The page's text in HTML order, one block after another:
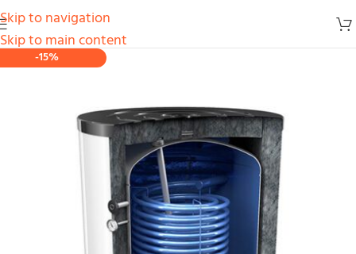
Skip to navigation
Skip to main content
-15%